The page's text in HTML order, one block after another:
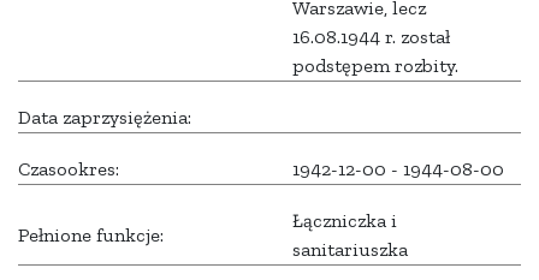
Warszawie, lecz
16.08.1944 r. został
podstępem rozbity.
Data zaprzysiężenia:
Czasookres: 1942-12-00 - 1944-08-00
Pełnione funkcje:
Łączniczka i
sanitariuszka